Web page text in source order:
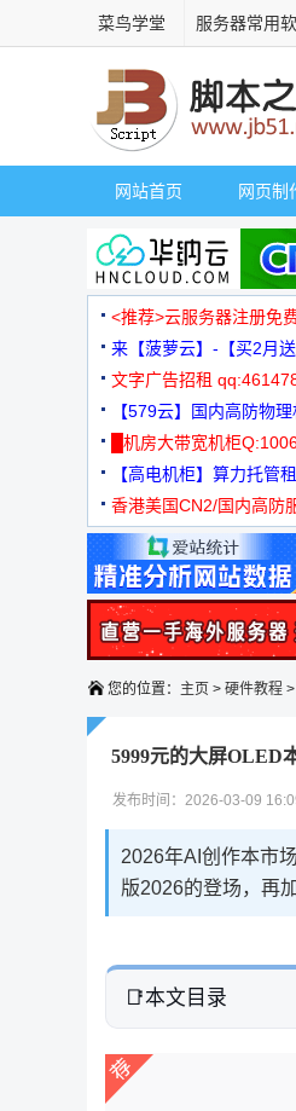
菜鸟学堂 服务器常用
网站首页 网页制
<推荐>云服务器注册免
来【菠萝云】-【买2月
文字广告招租
【579云】国内高防物
元
█机房大带宽机柜
【高电机柜】算力托管
机
香港美国CN2/国内高防
您的位置： 主页 > 硬件教程 >
5999元的大屏OLED
发布时间：2026-03-09
2026年AI创作本市
版2026的登场，再
本文目录